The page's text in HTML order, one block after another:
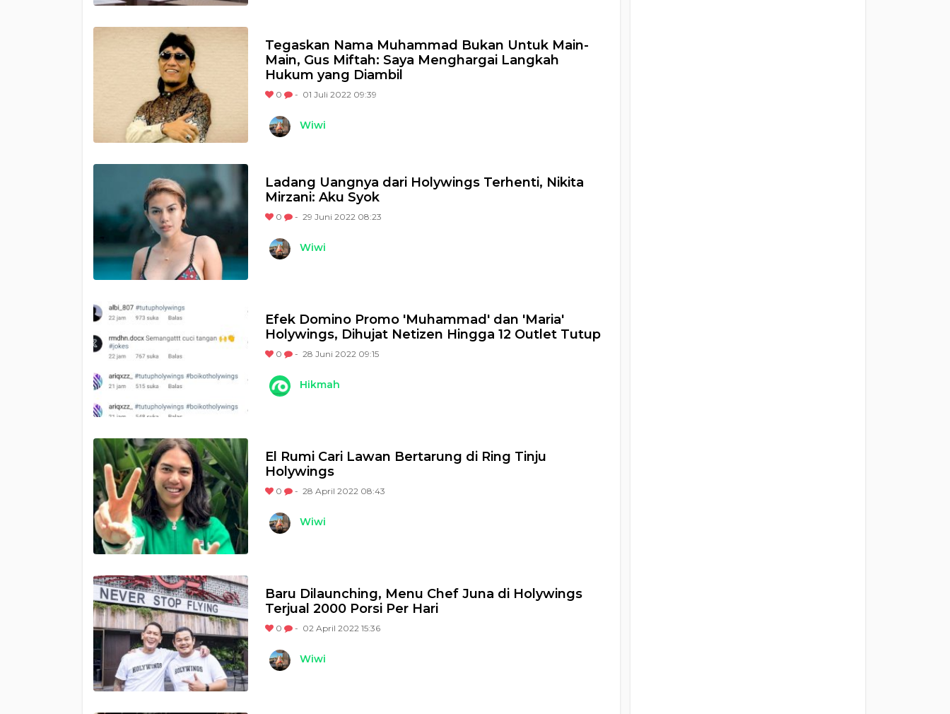
Tegaskan Nama Muhammad Bukan Untuk Main-
Main, Gus Miftah: Saya Menghargai Langkah
Hukum yang Diambil
0 - 01 Juli 2022 09:39
Wiwi
Ladang Uangnya dari Holywings Terhenti, Nikita
Mirzani: Aku Syok
0 - 29 Juni 2022 08:23
Wiwi
Efek Domino Promo 'Muhammad' dan 'Maria'
Holywings, Dihujat Netizen Hingga 12 Outlet Tutup
0 - 28 Juni 2022 09:15
Hikmah
El Rumi Cari Lawan Bertarung di Ring Tinju
Holywings
0 - 28 April 2022 08:43
Wiwi
Baru Dilaunching, Menu Chef Juna di Holywings
Terjual 2000 Porsi Per Hari
0 - 02 April 2022 15:36
Wiwi